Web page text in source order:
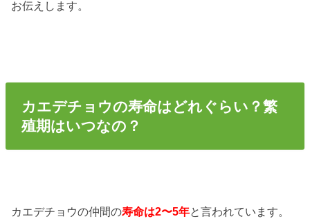
お伝えします。
カエデチョウの寿命はどれぐらい？繁
殖期はいつなの？
カエデチョウの仲間の寿命は2〜5年と言われています。